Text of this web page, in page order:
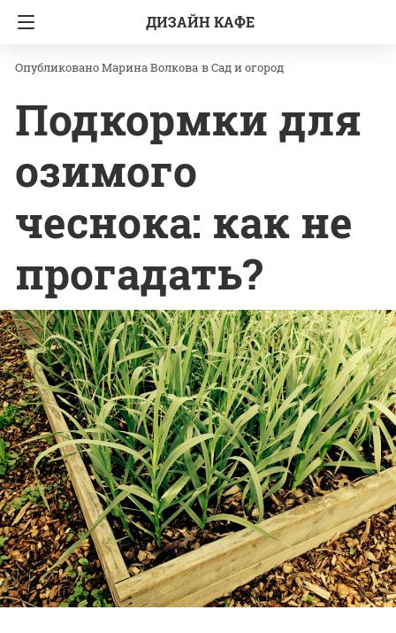
ДИЗАЙН КАФЕ
Главная Сад и огород
Марина Волкова вСад и огород
Подкормки для
озимого
чеснока: как не
прогадать?